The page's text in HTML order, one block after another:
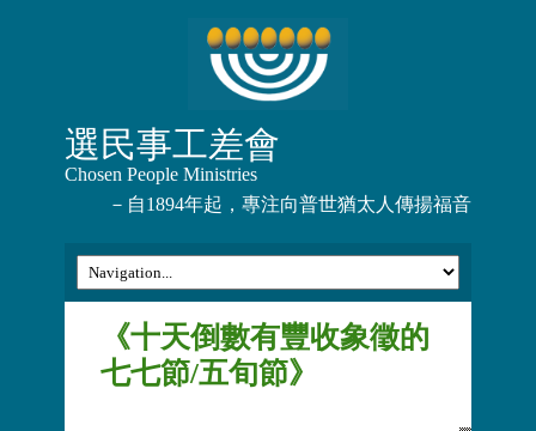
選民事工差會
Chosen People Ministries
－自1894年起，專注向普世猶太人傳揚福音
《十天倒數有豐收象徵的
七七節/五旬節》